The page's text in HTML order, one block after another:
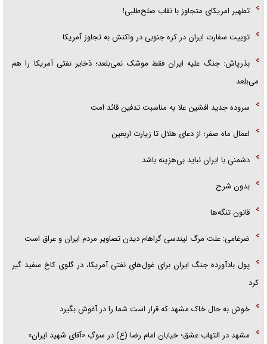
تطهیر امریکای متجاوز با نقاب صلح‌طلبی!
توییت سفارت ایران در کره جنوبی در واکنش به تجاوز آمریکا
بذرپاش: ‏جنگ علیه ایران فقط موشک نمی‌بلعد؛ ذخایر نفتی آمریکا را هم
می‌بلعد
سروده جدید افشین علا به مناسبت تدفین قائد امت
اعمال ماه صفر؛ از دعای هلال تا زیارت اربعین
دشمنی با ایران نباید بی‌هزینه باشد
بدون شرح
قانون تنگه‌ها
ضرغامی: علت مرگ لیندسی گراهام دیدن تصاویر مردم ایران و عراق است
پول بادآورده جنگ ایران برای غول‌های نفتی آمریکا، در گلوی کاخ سفید گیر
کرد
خوش به حال خاک مشهد که قرار است شما را در آغوش بگیرد
مشهد در التهاب عشق؛ خیابان امام رضا (ع) در سوگِ «آقای شهید ایران»